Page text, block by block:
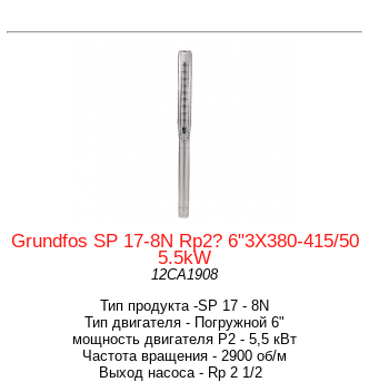
Grundfos SP 17-8N Rp2? 6"3X380-415/50
5.5kW
12CA1908
Тип продукта -SP 17 - 8N
Тип двигателя - Погружной 6"
мощность двигателя Р2 - 5,5 кВт
Частота вращения - 2900 об/м
Выход насоса - Rp 2 1/2